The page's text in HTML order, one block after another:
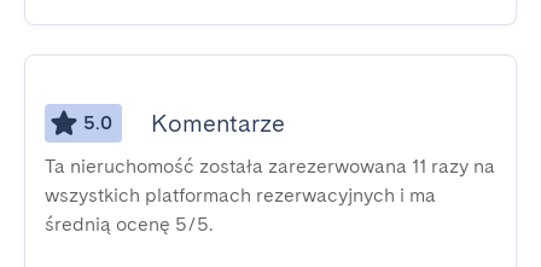
5.0 Komentarze
Ta nieruchomość została zarezerwowana 11 razy na
wszystkich platformach rezerwacyjnych i ma
średnią ocenę 5/5.